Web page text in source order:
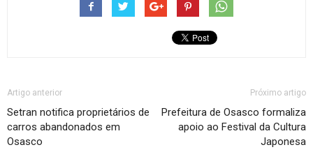
Artigo anterior
Setran notifica proprietários de
carros abandonados em
Osasco
Próximo artigo
Prefeitura de Osasco formaliza
apoio ao Festival da Cultura
Japonesa